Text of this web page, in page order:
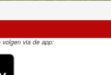
via de app: